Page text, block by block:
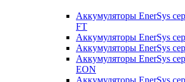
Аккумуляторы EnerSys
FT
Аккумуляторы EnerSys
Аккумуляторы EnerSys
Аккумуляторы EnerSys
EON
Аккумуляторы EnerSys